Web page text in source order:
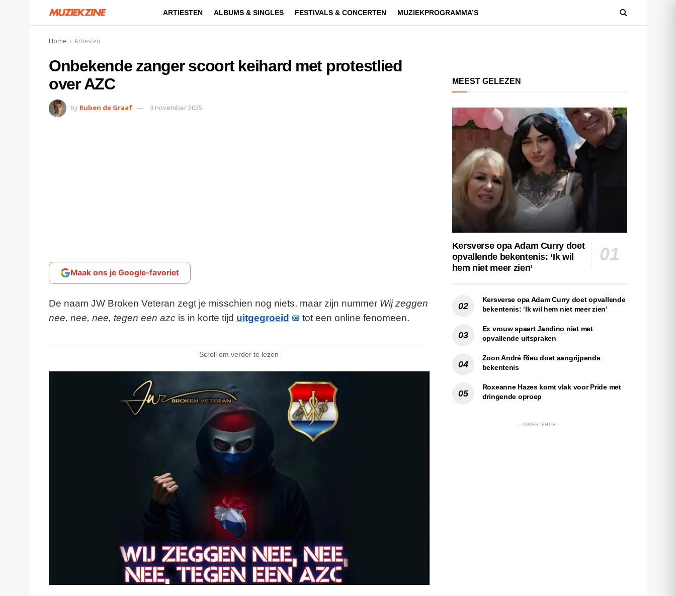
ARTIESTEN ALBUMS & SINGLES FESTIVALS & CONCERTEN MUZIEKPROGRAMMA’S
Home Artiesten
Onbekende zanger scoort keihard met protestlied
over AZC
by Ruben de Graaf 3 november 2025
Maak ons je Google-favoriet
De naam JW Broken Veteran zegt je misschien nog niets, maar zijn nummer Wij zeggen
nee, nee, nee, tegen een azc is in korte tijd uitgegroeid tot een online fenomeen.
Scroll om verder te lezen
MEEST GELEZEN
Kersverse opa Adam Curry doet
opvallende bekentenis: ‘Ik wil
hem niet meer zien’
Kersverse opa Adam Curry doet opvallende
bekentenis: ‘Ik wil hem niet meer zien’
Ex vrouw spaart Jandino niet met
opvallende uitspraken
Zoon André Rieu doet aangrijpende
bekentenis
Roxeanne Hazes komt vlak voor Pride met
dringende oproep
-- ADVERTENTIE --